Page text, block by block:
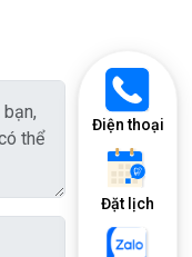
Điện thoại
Đặt lịch